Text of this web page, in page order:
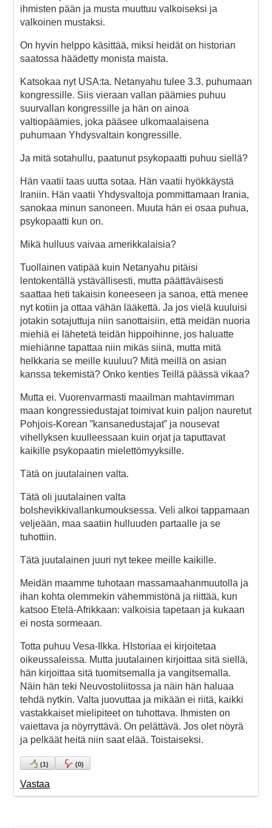
ihmisten pään ja musta muuttuu valkoiseksi ja
valkoinen mustaksi.
On hyvin helppo käsittää, miksi heidät on historian
saatossa häädetty monista maista.
Katsokaa nyt USA:ta. Netanyahu tulee 3.3. puhumaan
kongressille. Siis vieraan vallan päämies puhuu
suurvallan kongressille ja hän on ainoa
valtiopäämies, joka pääsee ulkomaalaisena
puhumaan Yhdysvaltain kongressille.
Ja mitä sotahullu, paatunut psykopaatti puhuu siellä?
Hän vaatii taas uutta sotaa. Hän vaatii hyökkäystä
Iraniin. Hän vaatii Yhdysvaltoja pommittamaan Irania,
sanokaa minun sanoneen. Muuta hän ei osaa puhua,
psykopaatti kun on.
Mikä hulluus vaivaa amerikkalaisia?
Tuollainen vatipää kuin Netanyahu pitäisi
lentokentällä ystävällisesti, mutta päättäväisesti
saattaa heti takaisin koneeseen ja sanoa, että menee
nyt kotiin ja ottaa vähän lääkettä. Ja jos vielä kuuluisi
jotakin sotajuttuja niin sanottaisiin, että meidän nuoria
miehiä ei lähetetä teidän hippoihinne, jos haluatte
miehiänne tapattaa niin mikäs siinä, mutta mitä
helkkaria se meille kuuluu? Mitä meillä on asian
kanssa tekemistä? Onko kenties Teillä päässä vikaa?
Mutta ei. Vuorenvarmasti maailman mahtavimman
maan kongressiedustajat toimivat kuin paljon nauretut
Pohjois-Korean ”kansanedustajat” ja nousevat
vihellyksen kuulleessaan kuin orjat ja taputtavat
kaikille psykopaatin mielettömyyksille.
Tätä on juutalainen valta.
Tätä oli juutalainen valta
bolshevikkivallankumouksessa. Veli alkoi tappamaan
veljeään, maa saatiin hulluuden partaalle ja se
tuhottiin.
Tätä juutalainen juuri nyt tekee meille kaikille.
Meidän maamme tuhotaan massamaahanmuutolla ja
ihan kohta olemmekin vähemmistönä ja riittää, kun
katsoo Etelä-Afrikkaan: valkoisia tapetaan ja kukaan
ei nosta sormeaan.
Totta puhuu Vesa-Ilkka. HIstoriaa ei kirjoitetaa
oikeussaleissa. Mutta juutalainen kirjoittaa sitä siellä,
hän kirjoittaa sitä tuomitsemalla ja vangitsemalla.
Näin hän teki Neuvostoliitossa ja näin hän haluaa
tehdä nytkin. Valta juovuttaa ja mikään ei riitä, kaikki
vastakkaiset mielipiteet on tuhottava. Ihmisten on
vaiettava ja nöyrryttävä. On pelättävä. Jos olet nöyrä
ja pelkäät heitä niin saat elää. Toistaiseksi.
(1) (0)
Vastaa